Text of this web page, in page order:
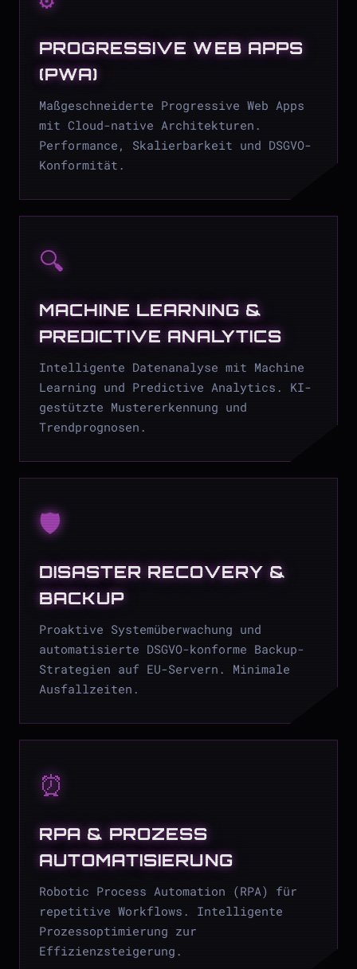
PROGRESSIVE WEB APPS
(PWA)
Maßgeschneiderte Progressive Web Apps
mit Cloud-native Architekturen.
Performance, Skalierbarkeit und DSGVO-
Konformität.
🔍
MACHINE LEARNING &
PREDICTIVE ANALYTICS
Intelligente Datenanalyse mit Machine
Learning und Predictive Analytics. KI-
gestützte Mustererkennung und
Trendprognosen.
🛡
DISASTER RECOVERY &
BACKUP
Proaktive Systemüberwachung und
automatisierte DSGVO-konforme Backup-
Strategien auf EU-Servern. Minimale
Ausfallzeiten.
⏰
RPA & PROZESS
AUTOMATISIERUNG
Robotic Process Automation (RPA) für
repetitive Workflows. Intelligente
Prozessoptimierung zur
Effizienzsteigerung.